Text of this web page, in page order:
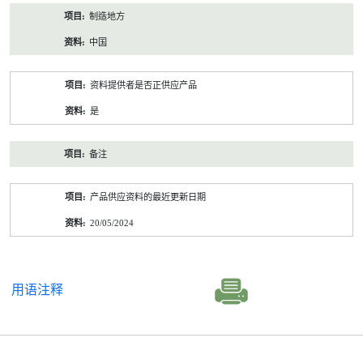
制造地方
中国
资料提供者是否正供应产品
是
备注
产品供应资料的最近更新日期
20/05/2024
用语注释